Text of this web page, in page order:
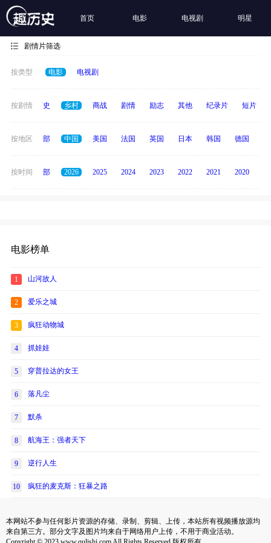
首页 电影 电视剧 明星
剧情片筛选
按类型 电影 电视剧
按剧情
奇幻 历史 乡村 商战 剧情 励志 其他 纪录片 短片
按地区 全部 中国 美国 法国 英国 日本 韩国 德国
按时间 全部 2026 2025 2024 2023 2022 2021 2020
电影榜单
1 山河故人
2 爱乐之城
3 疯狂动物城
4 抓娃娃
5 穿普拉达的女王
6 落凡尘
7 默杀
8 航海王：强者天下
9 逆行人生
10 疯狂的麦克斯：狂暴之路
本网站不参与任何影片资源的存储、录制、剪辑、上传，本站所有视频播放源均
来自第三方。部分文字及图片均来自于网络用户上传，不用于商业活动。